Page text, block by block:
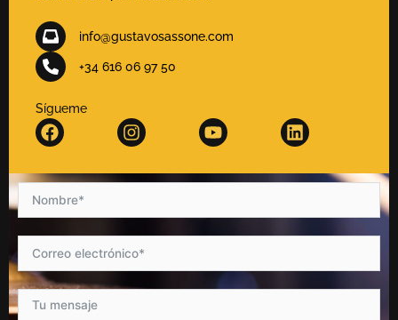
info@gustavosassone.com
+34 616 06 97 50
Sígueme